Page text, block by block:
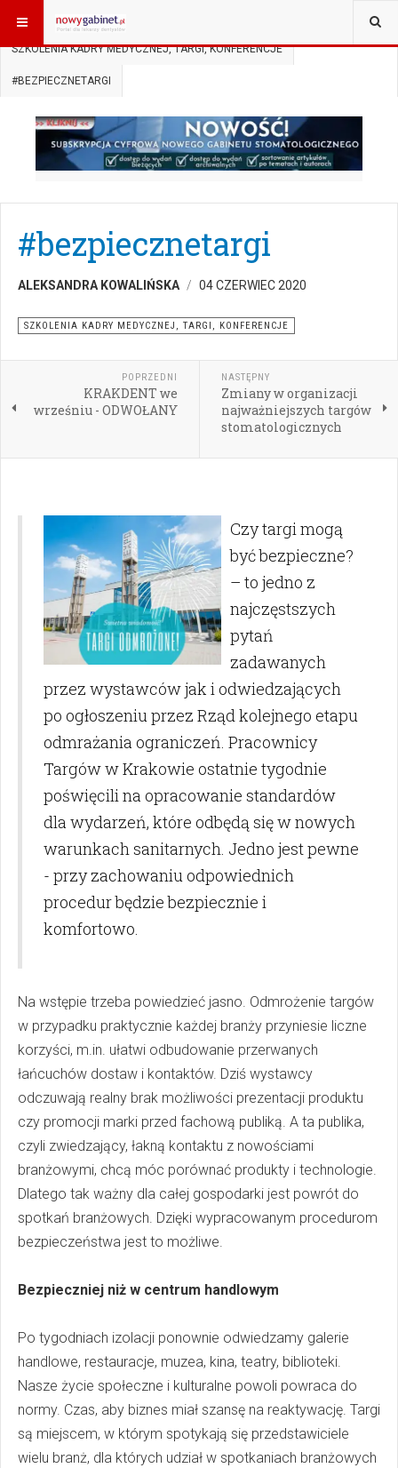
JESTEŚ TUTAJ: START
SZKOLENIA KADRY MEDYCZNEJ, TARGI, KONFERENCJE
#BEZPIECZNETARGI
#bezpiecznetargi
ALEKSANDRA KOWALIŃSKA 04 CZERWIEC 2020
SZKOLENIA KADRY MEDYCZNEJ, TARGI, KONFERENCJE
POPRZEDNI
KRAKDENT we
wrześniu - ODWOŁANY
NASTĘPNY
Zmiany w organizacji
najważniejszych targów
stomatologicznych
Czy targi mogą
być bezpieczne?
– to jedno z
najczęstszych
pytań
zadawanych
przez wystawców jak i odwiedzających
po ogłoszeniu przez Rząd kolejnego etapu
odmrażania ograniczeń. Pracownicy
Targów w Krakowie ostatnie tygodnie
poświęcili na opracowanie standardów
dla wydarzeń, które odbędą się w nowych
warunkach sanitarnych. Jedno jest pewne
- przy zachowaniu odpowiednich
procedur będzie bezpiecznie i
komfortowo.
Na wstępie trzeba powiedzieć jasno. Odmrożenie targów
w przypadku praktycznie każdej branży przyniesie liczne
korzyści, m.in. ułatwi odbudowanie przerwanych
łańcuchów dostaw i kontaktów. Dziś wystawcy
odczuwają realny brak możliwości prezentacji produktu
czy promocji marki przed fachową publiką. A ta publika,
czyli zwiedzający, łakną kontaktu z nowościami
branżowymi, chcą móc porównać produkty i technologie.
Dlatego tak ważny dla całej gospodarki jest powrót do
spotkań branżowych. Dzięki wypracowanym procedurom
bezpieczeństwa jest to możliwe.
Bezpieczniej niż w centrum handlowym
Po tygodniach izolacji ponownie odwiedzamy galerie
handlowe, restauracje, muzea, kina, teatry, biblioteki.
Nasze życie społeczne i kulturalne powoli powraca do
normy. Czas, aby biznes miał szansę na reaktywację. Targi
są miejscem, w którym spotykają się przedstawiciele
wielu branż, dla których udział w spotkaniach branżowych